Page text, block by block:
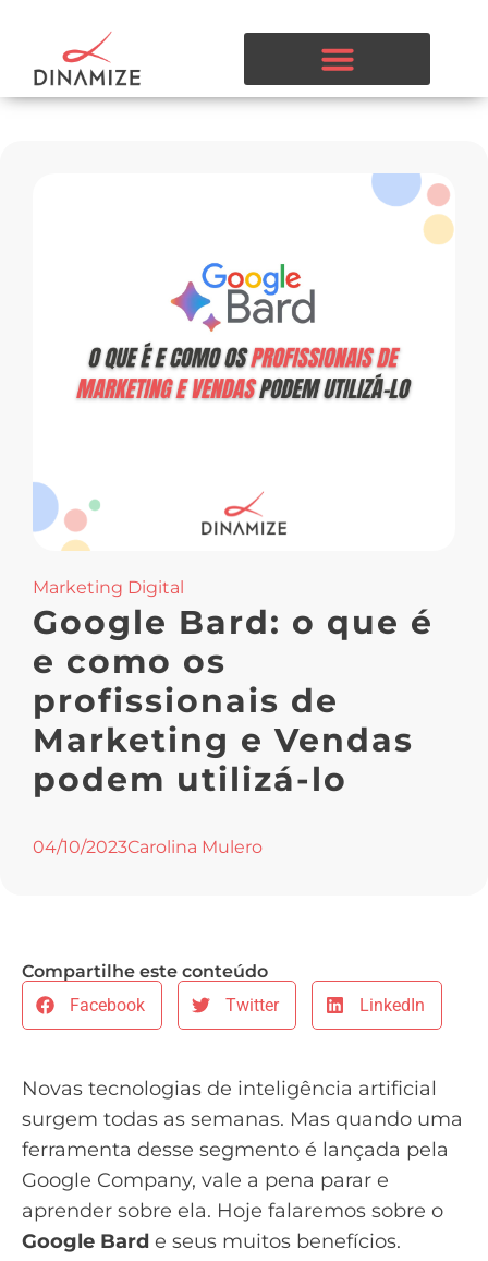
Marketing Digital
Google Bard: o que é
e como os
profissionais de
Marketing e Vendas
podem utilizá-lo
04/10/2023Carolina Mulero
Compartilhe este conteúdo
Facebook
Twitter LinkedIn
Novas tecnologias de inteligência artificial
surgem todas as semanas. Mas quando uma
ferramenta desse segmento é lançada pela
Google Company, vale a pena parar e
aprender sobre ela. Hoje falaremos sobre o
Google Bard e seus muitos benefícios.